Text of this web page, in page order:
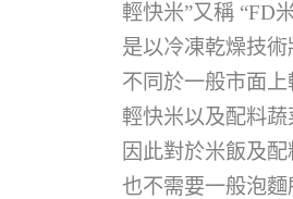
輕快米”又稱 “FD
是以冷凍乾燥技
不同於一般市面
輕快米以及配料
因此對於米飯及
也不需要一般泡